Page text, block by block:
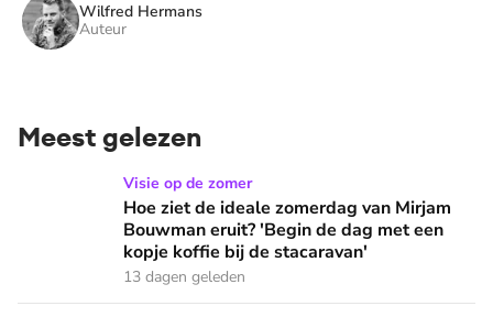
Wilfred Hermans
Auteur
Meest gelezen
Hoe ziet de ideale zomerdag van Mirjam Bouwman eruit?
Visie op de zomer
Hoe ziet de ideale zomerdag van Mirjam
Bouwman eruit? 'Begin de dag met een
kopje koffie bij de stacaravan'
13 dagen geleden